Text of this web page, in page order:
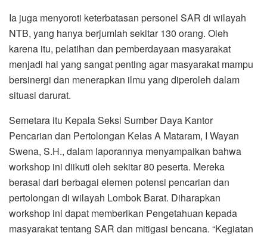
Ia juga menyoroti keterbatasan personel SAR di wilayah
NTB, yang hanya berjumlah sekitar 130 orang. Oleh
karena itu, pelatihan dan pemberdayaan masyarakat
menjadi hal yang sangat penting agar masyarakat mampu
bersinergi dan menerapkan ilmu yang diperoleh dalam
situasi darurat.
Semetara itu Kepala Seksi Sumber Daya Kantor
Pencarian dan Pertolongan Kelas A Mataram, I Wayan
Swena, S.H., dalam laporannya menyampaikan bahwa
workshop ini diikuti oleh sekitar 80 peserta. Mereka
berasal dari berbagai elemen potensi pencarian dan
pertolongan di wilayah Lombok Barat. Diharapkan
workshop ini dapat memberikan Pengetahuan kepada
masyarakat tentang SAR dan mitigasi bencana. “Kegiatan